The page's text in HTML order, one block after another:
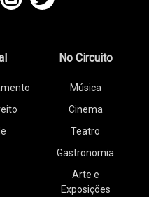
No Circuito
Música
Cinema
Teatro
Gastronomia
Arte e
Exposições